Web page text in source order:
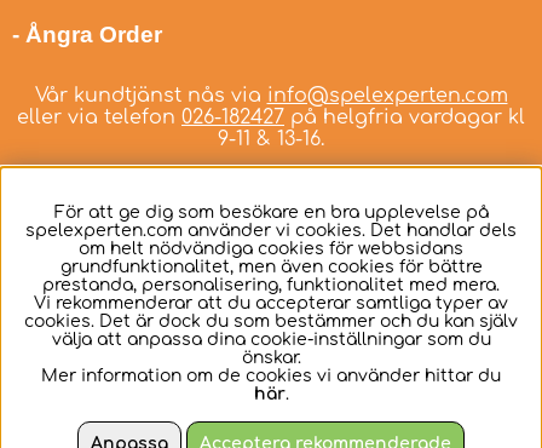
- Ångra Order
Vår kundtjänst nås via info@spelexperten.com
eller via telefon 026-182427 på helgfria vardagar kl
9-11 & 13-16.
Svenska
För att ge dig som besökare en bra upplevelse på
spelexperten.com använder vi cookies. Det handlar dels
om helt nödvändiga cookies för webbsidans
grundfunktionalitet, men även cookies för bättre
prestanda, personalisering, funktionalitet med mera.
Vi rekommenderar att du accepterar samtliga typer av
cookies. Det är dock du som bestämmer och du kan själv
välja att anpassa dina cookie-inställningar som du
önskar.
Mer information om de cookies vi använder hittar du
här.
Anpassa Acceptera rekommenderade